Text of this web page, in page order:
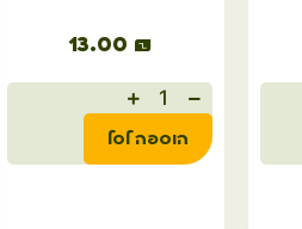
13.00 ₪
הוספה לסל